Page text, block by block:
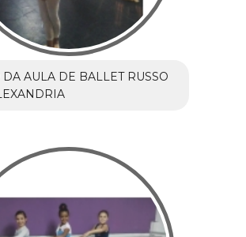
DA AULA DE BALLET RUSSO